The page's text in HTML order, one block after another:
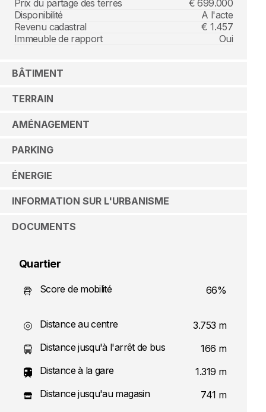
Prix du partage des terres
€ 699.000
Disponibilité
A l'acte
Revenu cadastral
€ 1.457
Immeuble de rapport
Oui
BÂTIMENT
TERRAIN
AMÉNAGEMENT
PARKING
ÉNERGIE
INFORMATION SUR L'URBANISME
DOCUMENTS
Quartier
Score de mobilité 66%
Distance au centre
3.753 m
Distance jusqu'à l'arrêt de bus
166 m
Distance à la gare
1.319 m
Distance jusqu'au magasin
741 m